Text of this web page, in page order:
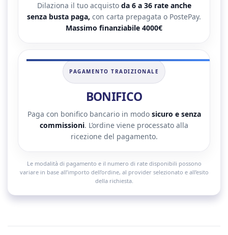
Dilaziona il tuo acquisto da 6 a 36 rate anche
senza busta paga, con carta prepagata o PostePay.
Massimo finanziabile 4000€
PAGAMENTO TRADIZIONALE
BONIFICO
Paga con bonifico bancario in modo sicuro e senza
commissioni. L’ordine viene processato alla
ricezione del pagamento.
Le modalità di pagamento e il numero di rate disponibili possono
variare in base all’importo dell’ordine, al provider selezionato e all’esito
della richiesta.